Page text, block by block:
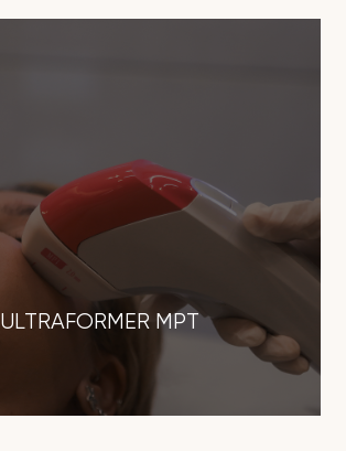
ULTRAFORMER MPT